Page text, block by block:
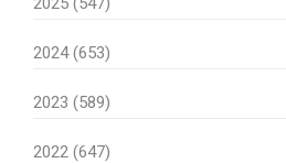
2024 (653)
2023 (589)
2022 (647)